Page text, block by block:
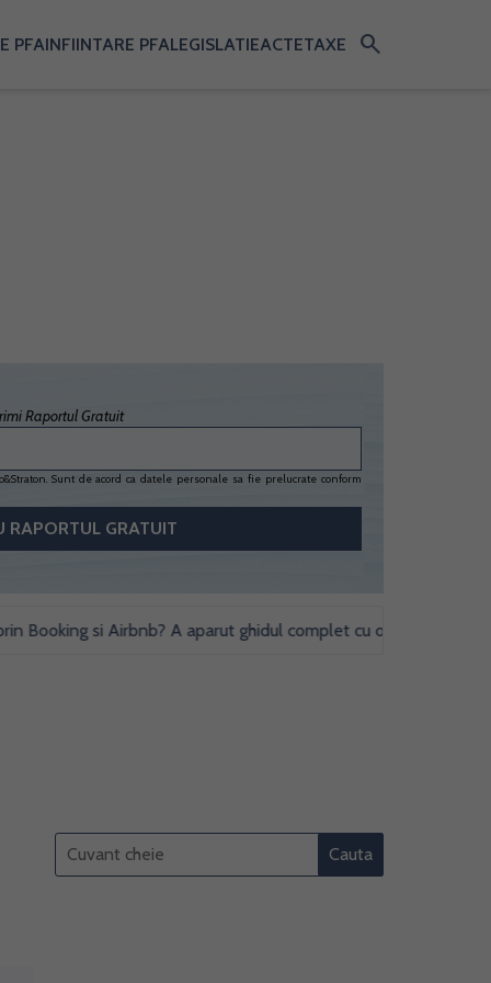
PFAINFIINTARE PFALEGISLATIEACTETAXE search
Raportul Gratuit
Sunt de acord ca datele personale sa fie prelucrate conform
si Airbnb? A aparut ghidul complet cu obligatii fiscale si